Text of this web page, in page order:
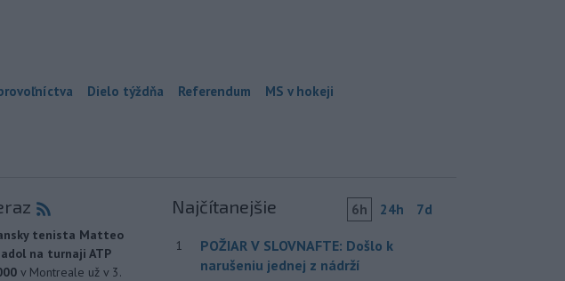
Dielo týždňa Referendum MS v hokeji
tenista Matteo
na turnaji ATP
v Montreale už v 3.
Najčítanejšie 6h 24h 7d
1
POŽIAR V SLOVNAFTE: Došlo k
narušeniu jednej z nádrží